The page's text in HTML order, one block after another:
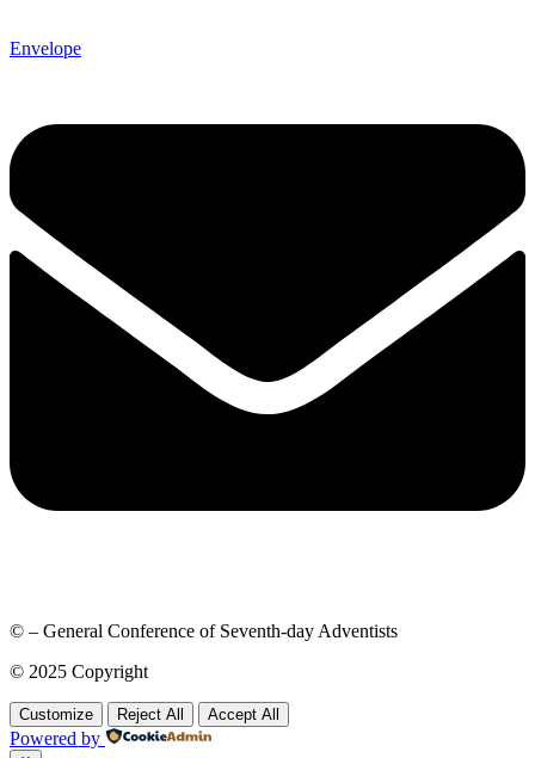
Envelope
© – General Conference of Seventh-day Adventists
© 2025 Copyright
Customize Reject All Accept All
Powered by